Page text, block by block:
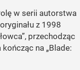
w serii autorstwa
z 1998
, przechodząc
kończąc na „Blade: